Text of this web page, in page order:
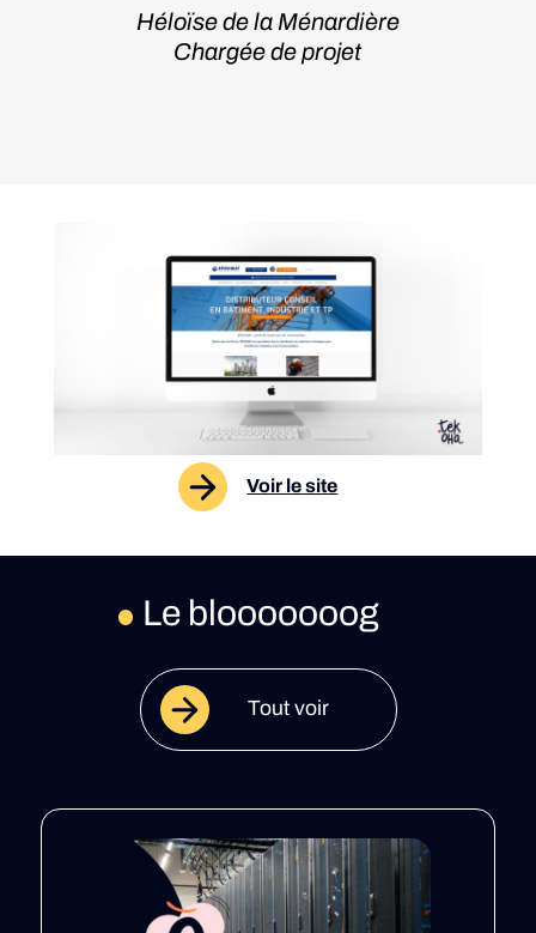
Héloïse de la Ménardière
Chargée de projet
Voir le site
Le blooooooog
Tout voir